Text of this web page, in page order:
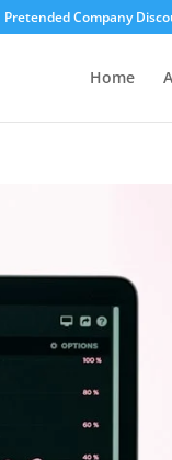
Pretended Company
Home